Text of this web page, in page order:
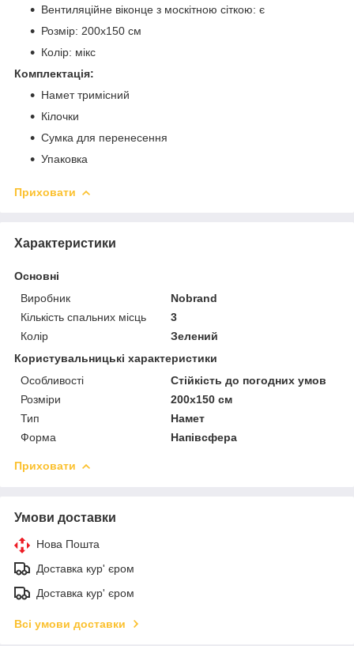
Вентиляційне віконце з москітною сіткою: є
Розмір: 200х150 см
Колір: мікс
Комплектація:
Намет тримісний
Кілочки
Сумка для перенесення
Упаковка
Приховати
Характеристики
Основні
Виробник
Nobrand
Кількість спальних місць
3
Колір
Зелений
Користувальницькі характеристики
Особливості
Стійкість до погодних умов
Розміри
200х150 см
Тип
Намет
Форма
Напівсфера
Приховати
Умови доставки
Нова Пошта
Доставка кур' єром
Доставка кур' єром
Всі умови доставки